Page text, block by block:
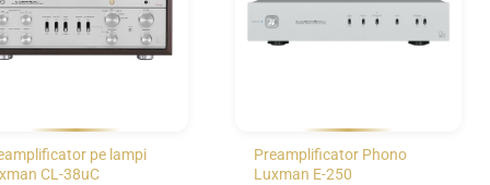
pe lampi
CL-38uC
Preamplificator Phono
Luxman E-250